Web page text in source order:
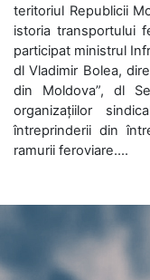
teritoriul Republicii
istoria transportului
participat ministrul
dl Vladimir Bolea,
din Moldova”, dl
organizațiilor
întreprinderii din
ramurii feroviare....